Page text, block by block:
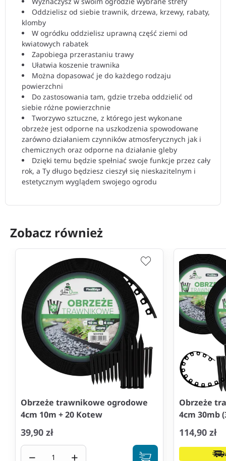
Oddzielisz od siebie trawnik, drzewa, krzewy, rabaty,
klomby
W ogródku oddzielisz uprawną część ziemi od
kwiatowych rabatek
Zapobiega przerastaniu trawy
Ułatwia koszenie trawnika
Można dopasować je do każdego rodzaju
powierzchni
Do zastosowania tam, gdzie trzeba oddzielić od
siebie różne powierzchnie
Tworzywo sztuczne, z którego jest wykonane
obrzeże jest odporne na uszkodzenia spowodowane
zarówno działaniem czynników atmosferycznych jak i
chemicznych oraz odporne na działanie gleby
Dzięki temu będzie spełniać swoje funkcje przez cały
rok, a Ty długo będziesz cieszył się nieskazitelnym i
estetycznym wyglądem swojego ogrodu
Zobacz również
Obrzeże trawnikowe ogrodowe
4cm 10m + 20 Kotew
39,90 zł
− +
Obrzeże
4cm 30mb
114,90 zł